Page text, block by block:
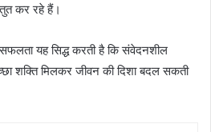
कर रहे हैं।
यह सिद्ध करती है कि संवेदनशील
शक्ति मिलकर जीवन की दिशा बदल सकती